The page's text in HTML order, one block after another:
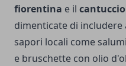
fiorentina e il
dimenticate di
sapori locali come
e bruschette con olio